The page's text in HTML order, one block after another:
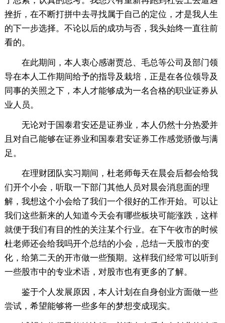
挫折，在不断打拼中去寻找属于自己的定位，才是我人生
的下一步选择。不论以后的成功与否，我头始终一直往前
看的。
在此期间，本人衷心感谢贾总、毛总等公司及部门领
导在本人工作期间给予的指导及栽培，正是在各位领导及
同事的关照之下，本人才能够成为一名合格的职业证券从
业人员。
无论对于国泰君安还是证券业，本人仍然十分热爱并
且对自己能够在证券业和国泰君安证券工作感觉骄傲与满
足。
在理财团队实习期间，杜老师每天在晨会后都会给我
们开个小会，听取一下部门其他人员对晨会消息面的理
解，我想这个小会给了我们一个很好的工作开始。可以让
我们这些新来的人知道今天会有哪些板块可能涨跌，这样
就便于我们有目的性的关注某个行业。在下午收市的时候
杜老师还会给我吗开个总结的小会，总结一天股市的变
化，给第二天的开市做一些预期。这样我们经常可以听到
一些股市中的专业术语，对股市也有更多的了解。
鉴于个人发展原因，本人计划在自身创业方面做一些
尝试，希望能够将一些多年的梦想变成现实。